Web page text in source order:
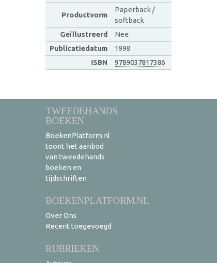
Productvorm
Paperback /
softback
Geïllustreerd
Nee
Publicatiedatum
1998
ISBN
9789037817386
TWEEDEHANDS
BOEKEN
BoekenPlatform.nl
toont het aanbod
van tweedehands
boeken en
tijdschriften
BOEKENPLATFORM.NL
Over Ons
Recent toegevoegd
RUBRIEKEN